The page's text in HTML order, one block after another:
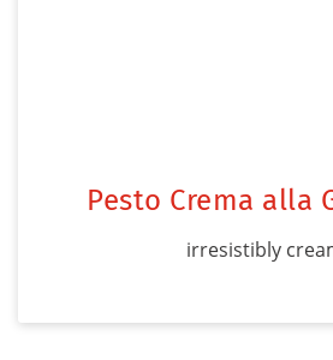
Pesto Crema alla
irresistibly